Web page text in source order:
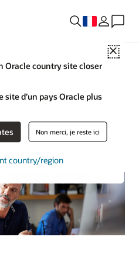
Close
Oracle country site closer
d’un pays Oracle plus
Non merci, je reste ici
country/region
des
avantages et
de stratégie de contenu |